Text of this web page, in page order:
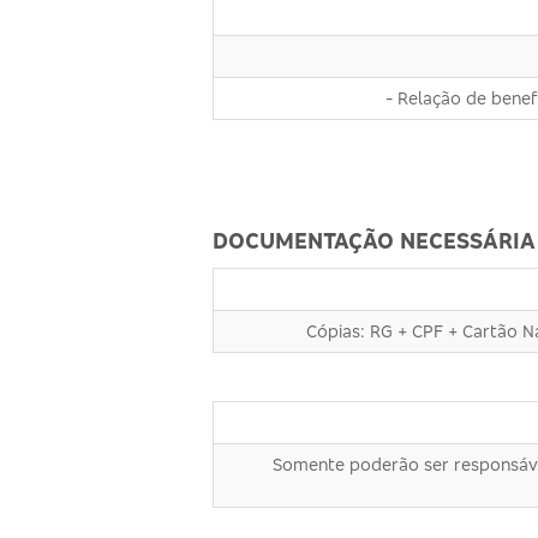
- Relação de
DOCUMENTAÇÃO NECESSÁRIA
Cópias: RG + CPF + Cartão
Somente poderão ser